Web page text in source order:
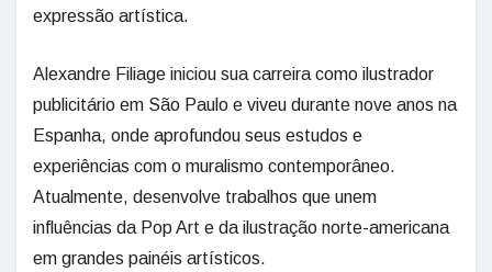
expressão artística.
Alexandre Filiage iniciou sua carreira como ilustrador
publicitário em São Paulo e viveu durante nove anos na
Espanha, onde aprofundou seus estudos e
experiências com o muralismo contemporâneo.
Atualmente, desenvolve trabalhos que unem
influências da Pop Art e da ilustração norte-americana
em grandes painéis artísticos.